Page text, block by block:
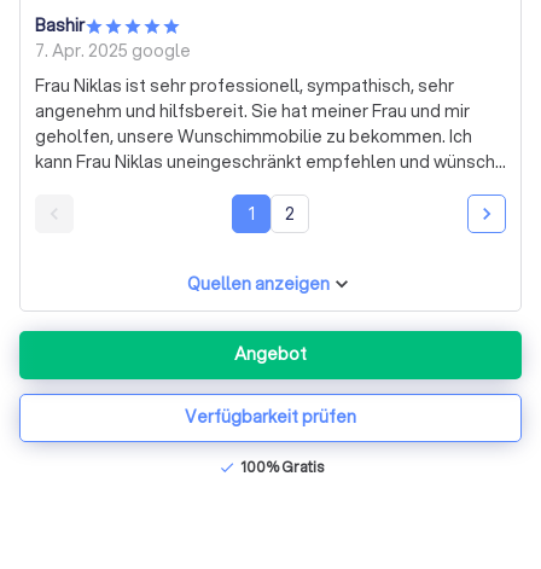
alles gekümmert. Man fühlt sich bei ihr einfach gut
aufgehoben. Dank ihrer Unterstützung konnte der Verkauf
(bzw. Kauf) reibungslos und stressfrei abgewickelt
werden. Ich bin sehr dankbar für ihre Hilfe und würde
jederzeit wieder mit ihr zusammenarbeiten. Vielen Dank,
Frau Niklas – Sie machen wirklich einen großartigen Job!
Bashir
7. Apr. 2025 google
Frau Niklas ist sehr professionell, sympathisch, sehr
angenehm und hilfsbereit. Sie hat meiner Frau und mir
geholfen, unsere Wunschimmobilie zu bekommen. Ich
kann Frau Niklas uneingeschränkt empfehlen und wünsche
1
2
Quellen anzeigen
Angebot
Verfügbarkeit prüfen
check 100% Gratis